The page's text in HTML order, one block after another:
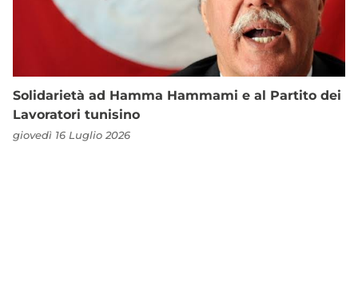
Solidarietà ad Hamma Hammami e al Partito dei
Lavoratori tunisino
giovedì 16 Luglio 2026